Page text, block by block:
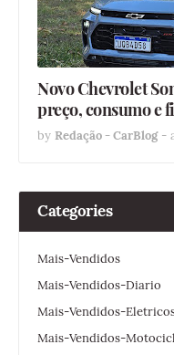
Novo Chevrolet
preço, consumo e
by Redação - CarBlog -
Categories
Mais-Vendidos
Mais-Vendidos-Diario
Mais-Vendidos-
Mais-Vendidos-